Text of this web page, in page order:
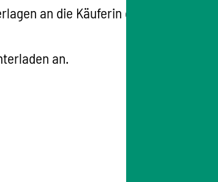
an die Käuferin oder den Käufer
an.